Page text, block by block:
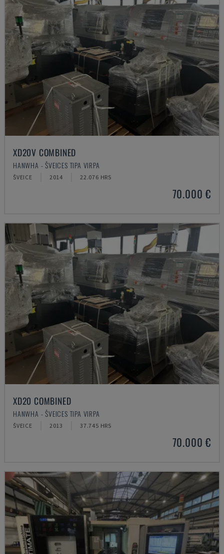
XD20V COMBINED
HANWHA - ŠVEICES TIPA VIRPA
ŠVEICE 2014 22.076 HRS
70.000 €
XD20 COMBINED
HANWHA - ŠVEICES TIPA VIRPA
ŠVEICE 2013 37.745 HRS
70.000 €